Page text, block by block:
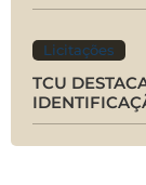
Licitações
TCU